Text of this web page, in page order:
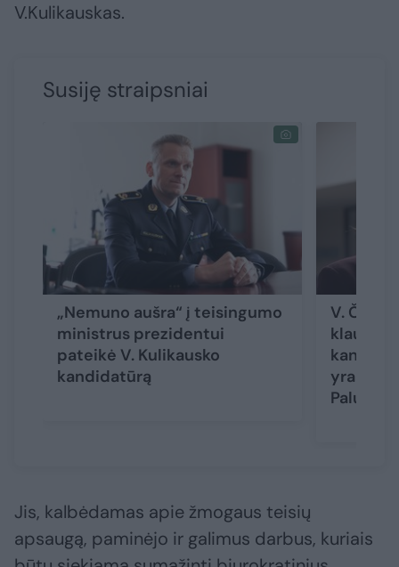
V.Kulikauskas.
Susiję straipsniai
„Nemuno aušra“ į teisingumo
ministrus prezidentui
pateikė V. Kulikausko
kandidatūrą
V.
yra
Palucko
Jis, kalbėdamas apie žmogaus teisių
apsaugą, paminėjo ir galimus darbus, kuriais